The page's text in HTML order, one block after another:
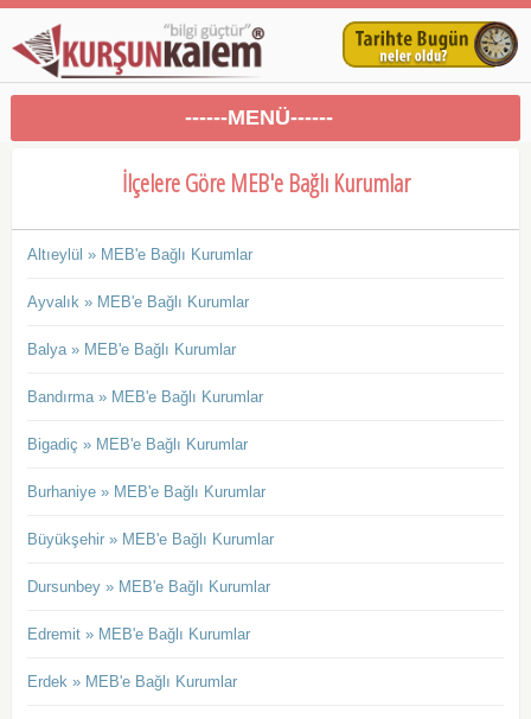
------MENÜ------
İlçelere Göre MEB'e Bağlı Kurumlar
Altıeylül » MEB'e Bağlı Kurumlar
Ayvalık » MEB'e Bağlı Kurumlar
Balya » MEB'e Bağlı Kurumlar
Bandırma » MEB'e Bağlı Kurumlar
Bigadiç » MEB'e Bağlı Kurumlar
Burhaniye » MEB'e Bağlı Kurumlar
Büyükşehir » MEB'e Bağlı Kurumlar
Dursunbey » MEB'e Bağlı Kurumlar
Edremit » MEB'e Bağlı Kurumlar
Erdek » MEB'e Bağlı Kurumlar